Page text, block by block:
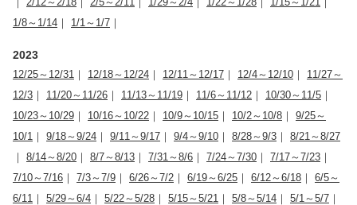
1/8～1/14 ｜ 1/1～1/7 ｜
2023
12/25～12/31 ｜ 12/18～12/24 ｜ 12/11～12/17 ｜ 12/4～12/10 ｜ 11/27～
12/3 ｜ 11/20～11/26 ｜ 11/13～11/19 ｜ 11/6～11/12 ｜ 10/30～11/5 ｜
10/23～10/29 ｜ 10/16～10/22 ｜ 10/9～10/15 ｜ 10/2～10/8 ｜ 9/25～
10/1 ｜ 9/18～9/24 ｜ 9/11～9/17 ｜ 9/4～9/10 ｜ 8/28～9/3 ｜ 8/21～8/27
｜ 8/14～8/20 ｜ 8/7～8/13 ｜ 7/31～8/6 ｜ 7/24～7/30 ｜ 7/17～7/23 ｜
7/10～7/16 ｜ 7/3～7/9 ｜ 6/26～7/2 ｜ 6/19～6/25 ｜ 6/12～6/18 ｜ 6/5～
6/11 ｜ 5/29～6/4 ｜ 5/22～5/28 ｜ 5/15～5/21 ｜ 5/8～5/14 ｜ 5/1～5/7 ｜